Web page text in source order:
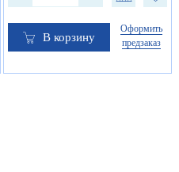
В корзину
Оформить
предзаказ